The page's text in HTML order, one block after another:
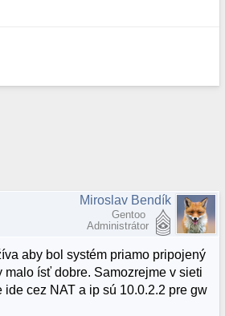
Miroslav Bendík
Gentoo
Administrátor
aby bol systém priamo pripojený
ísť dobre. Samozrejme v sieti
cez NAT a ip sú 10.0.2.2 pre gw